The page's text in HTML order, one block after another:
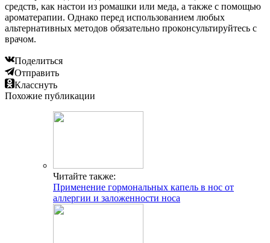
средств, как настои из ромашки или меда, а также с помощью
ароматерапии. Однако перед использованием любых
альтернативных методов обязательно проконсультируйтесь с
врачом.
Поделиться
Отправить
Класснуть
Похожие публикации
Читайте также:
Применение гормональных капель в нос от
аллергии и заложенности носа